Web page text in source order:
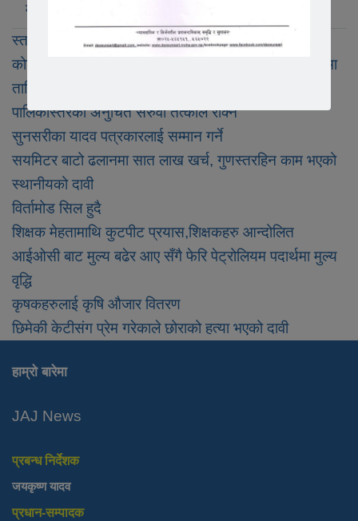
मुख्य खबर
स्तर बढाउन पुरानै निर्देशिका
कोशीका प्रहरीमा प्रवेश गर्न इक्छा राखेकाहरुलाई निशुल्क रुपमा
तालिम
पालिकास्तरका अनुचित सरुवा तत्काल रोक्ने
सुनसरीका यादव पत्रकारलाई सम्मान गर्ने
सयमिटर बाटो ढलानमा सात लाख खर्च, गुणस्तरहिन काम भएको
स्थानीयको दावी
विर्तामोड सिल हुदै
शिक्षक मेहतामाथि कुटपीट प्रयास,शिक्षकहरु आन्दोलित
आईओसी बाट मुल्य बढेर आए सँगै फेरि पेट्रोलियम पदार्थमा मुल्य
वृद्धि
कृषकहरुलाई कृषि औजार वितरण
छिमेकी केटीसंग प्रेम गरेकाले छोराको हत्या भएको दावी
हाम्रो बारेमा
JAJ News
प्रबन्ध निर्देशक
जयकृष्ण यादव
प्रधान-सम्पादक